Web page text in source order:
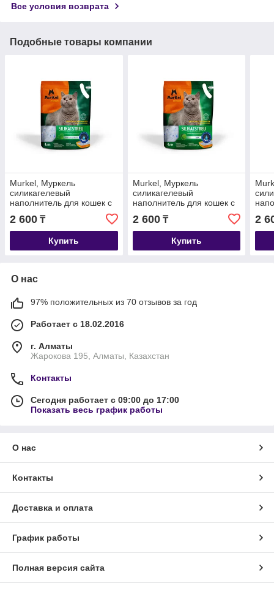
Все условия возврата
Подобные товары компании
Murkel, Муркель
силикагелевый
наполнитель для кошек с
ароматом скошенной
травы, уп. 4л (1,8кг)
2 600 ₸
Купить
Murkel, Муркель
силикагелевый
наполнитель для кошек с
ароматом яблока, уп. 4л
(1,8кг)
2 600₸
Купить
4л
2
О нас
97% положительных из 70 отзывов за год
Работает с 18.02.2016
г. Алматы
Жарокова 195, Алматы, Казахстан
Контакты
Сегодня работает с 09:00 до 17:00
Показать весь график работы
О нас
Контакты
Доставка и оплата
График работы
Полная версия сайта